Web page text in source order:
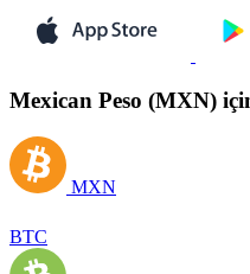
Mexican Peso (MXN)
MXN
BTC